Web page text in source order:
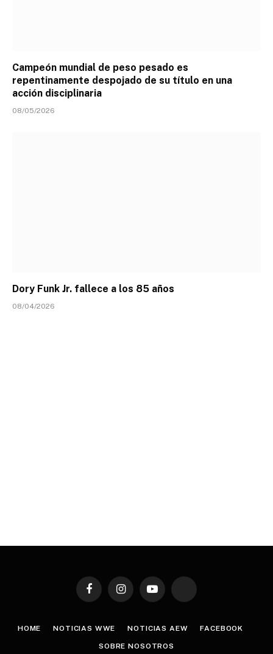
Campeón mundial de peso pesado es
repentinamente despojado de su título en una
acción disciplinaria
08/05/2026
Dory Funk Jr. fallece a los 85 años
08/04/2026
FacebookInstagramYouTube TikTok
HOME NOTICIAS WWE NOTICIAS AEW FACEBOOK
SOBRE NOSOTROS